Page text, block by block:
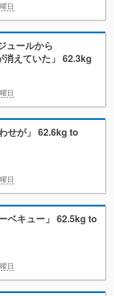
日
ュールから
えていた」 62.3kg
日
せが」 62.6kg to
日
ベキュー」 62.5kg to
日